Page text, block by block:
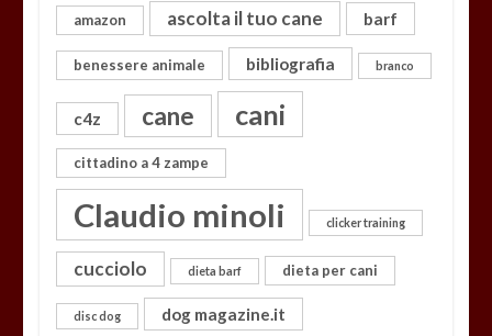
amazon ascolta il tuo cane barf
benessere animale bibliografia branco
c4z cane cani
cittadino a 4 zampe
Claudio minoli clicker training
cucciolo dieta barf dieta per cani
disc dog dog magazine.it